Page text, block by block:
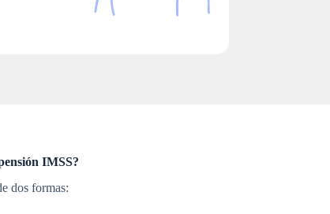
IMSS?
dos formas: